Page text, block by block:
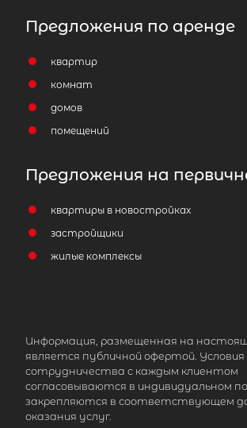
Предложения по аренде
квартир
комнат
домов
помещений
Предложения на
квартиры в новостройках
застройщики
жилые комплексы
Информация, размещенная на
является публичной офертой. Условия
сотрудничества с каждым клиентом
согласовываются в индивидуальном
закрепляются в соответствующем
оказания услуг.